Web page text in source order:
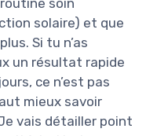
solaire) et que
Si tu n’as
un résultat rapide
ce n’est pas
mieux savoir
vais détailler point